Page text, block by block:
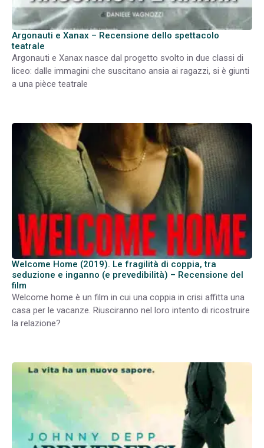
Argonauti e Xanax – Recensione dello spettacolo
teatrale
Argonauti e Xanax nasce dal progetto svolto in due classi di
liceo: dalle immagini che suscitano ansia ai ragazzi, si è giunti
a una pièce teatrale
Welcome Home (2019). Le fragilità di coppia, tra
seduzione e inganno (e prevedibilità) – Recensione del
film
Welcome home è un film in cui una coppia in crisi affitta una
casa per le vacanze. Riusciranno nel loro intento di ricostruire
la relazione?